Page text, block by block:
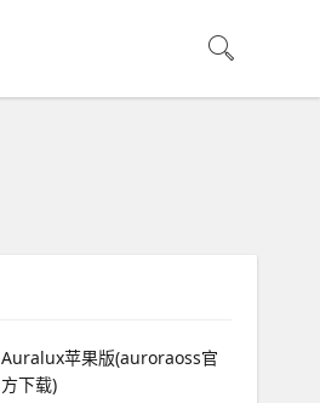
Auralux苹果版(auroraoss官
方下载)